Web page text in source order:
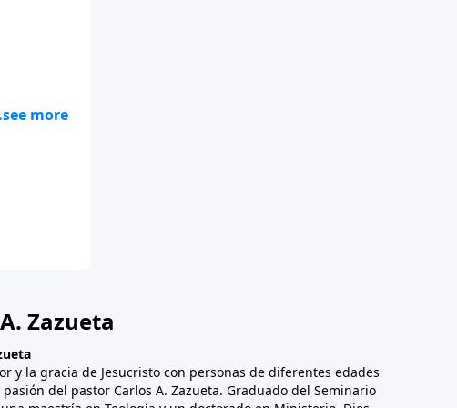
carta.
Zazueta
y la gracia de Jesucristo con personas de diferentes edades
del pastor Carlos A. Zazueta. Graduado del Seminario